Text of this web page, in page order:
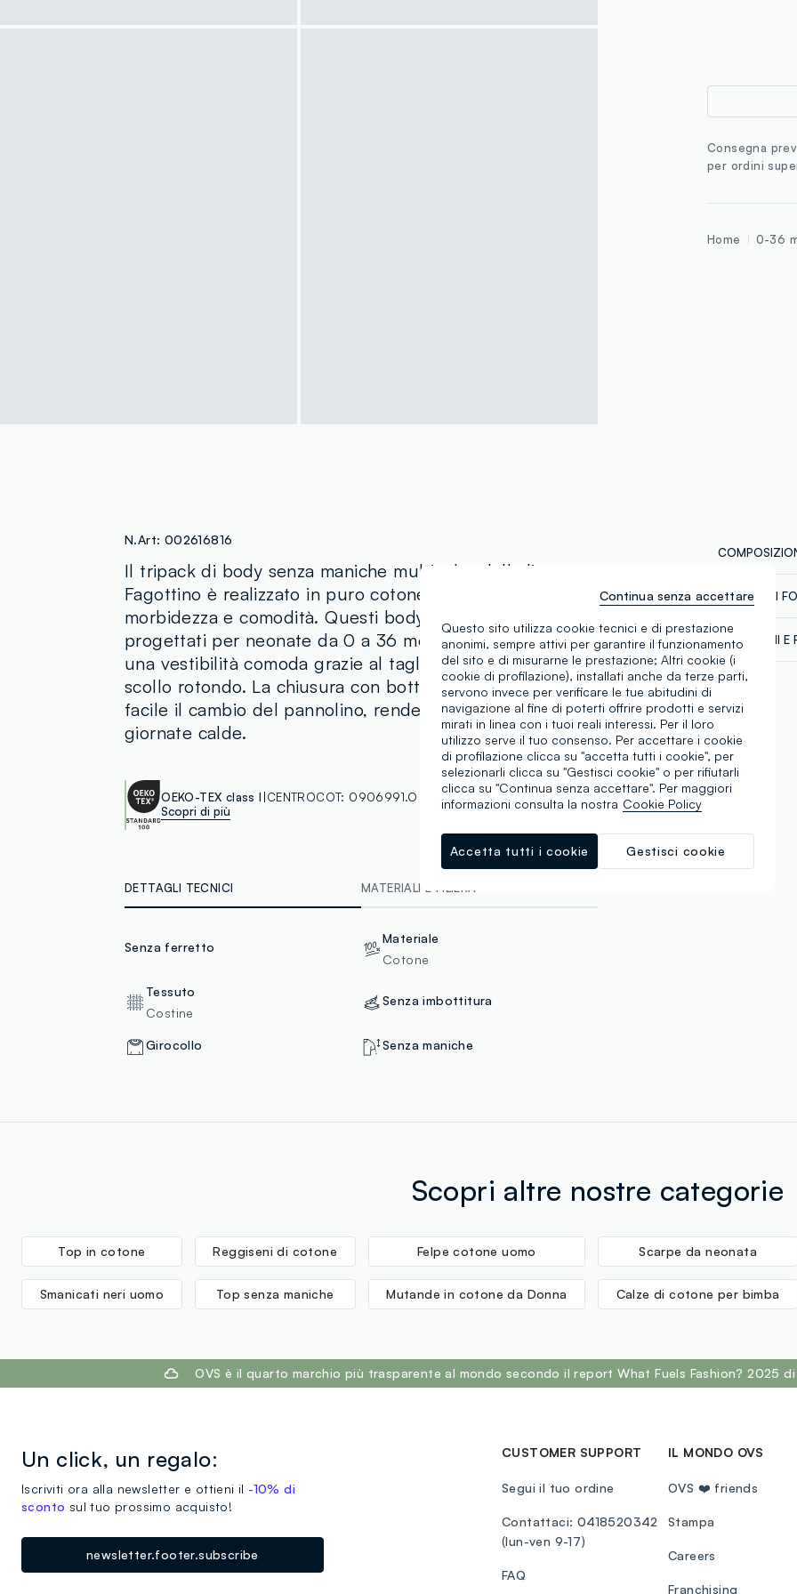
Consegna
per ordini
Home 0-36
N.Art: 002616816
Il tripack di body senza maniche multicolor della linea
Fagottino è realizzato in puro cotone, offrendo
morbidezza e comodità. Questi body senza maniche sono
progettati per neonate da 0 a 36 mesi e garantiscono
una vestibilità comoda grazie al taglio delle spalle e allo
scollo rotondo. La chiusura con bottoni a pressione rende
facile il cambio del pannolino, rendendoli ideali per le
giornate calde.
OEKO-TEX class I CENTROCOT: 0906991.O
Scopri di più
DETTAGLI TECNICI MATERIALI E FILIERA
Senza ferretto
Materiale
Cotone
Tessuto
Costine
Senza imbottitura
Girocollo Senza maniche
CATENA DI
Fornitore di
SAKURA
MADE IN
SPEDIZIONI E
Spedizione
€60.
corriere
tuoi prodotti
Scopri altre nostre categorie
Top in cotone Reggiseni di cotone Felpe cotone uomo Scarpe da neonata
Smanicati neri uomo Top senza maniche Mutande in cotone da Donna Calze di cotone per bimba
OVS è il quarto marchio più trasparente al mondo secondo il report What Fuels Fashion? 2025 di
Un click, un regalo:
Iscriviti ora alla newsletter e ottieni il -10% di
sconto sul tuo prossimo acquisto!
newsletter.footer.subscribe
CUSTOMER SUPPORT
Segui il tuo ordine
Contattaci: 0418520342
(lun-ven 9-17)
FAQ
IL MONDO OVS
OVS ❤️ friends
Stampa
Careers
Franchising
Questo sito utilizza cookie tecnici e di prestazione
anonimi, sempre attivi per garantire il funzionamento
del sito e di misurarne le prestazione; Altri cookie (i
cookie di profilazione), installati anche da terze parti,
servono invece per verificare le tue abitudini di
navigazione al fine di poterti offrire prodotti e servizi
mirati in linea con i tuoi reali interessi. Per il loro
utilizzo serve il tuo consenso. Per accettare i cookie
di profilazione clicca su "accetta tutti i cookie", per
selezionarli clicca su "Gestisci cookie" o per rifiutarli
clicca su "Continua senza accettare". Per maggiori
informazioni consulta la nostra Cookie Policy
Gestisci cookie
Accetta tutti i cookie
Continua senza accettare